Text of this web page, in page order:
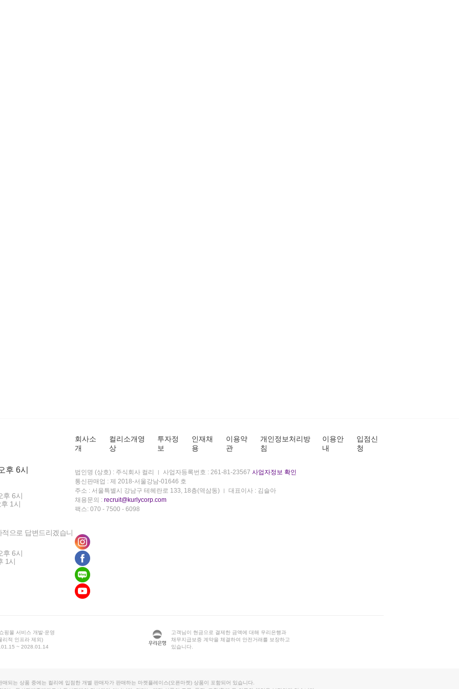
후 6시
후 6시
1시
으로 답변드리겠습니
후 6시
1시
회사소
개
컬리소개영
상
투자정
보
인재채
용
이용약
관
개인정보처리방
침
이용안
내
입점신
청
법인명 (상호) : 주식회사 컬리 사업자등록번호 : 261-81-23567 사업자정보 확인
통신판매업 : 제 2018-서울강남-01646 호
주소 : 서울특별시 강남구 테헤란로 133, 18층(역삼동)
대표이사 : 김슬아
채용문의 : recruit@kurlycorp.com
팩스: 070 - 7500 - 6098
핑몰 서비스 개발·운영
리적 인프라 제외)
~ 2028.01.14
고객님이 현금으로 결제한 금액에 대해 우리은행과
채무지급보증 계약을 체결하여 안전거래를 보장하고
있습니다.
매되는 상품 중에는 컬리에 입점한 개별 판매자가 판매하는 마켓플레이스(오픈마켓) 상품이 포함되어 있습니다.